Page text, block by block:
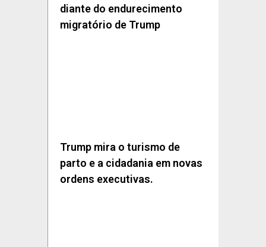
diante do endurecimento
migratório de Trump
Trump mira o turismo de
parto e a cidadania em novas
ordens executivas.